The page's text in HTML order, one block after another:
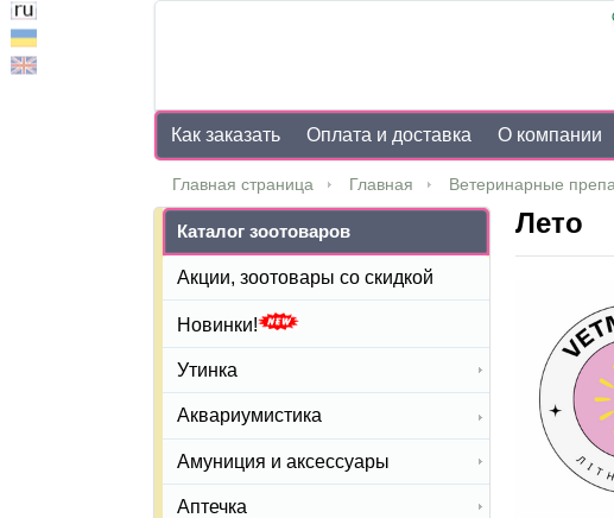
Как заказать Оплата и доставка О компании
Главная страница Главная Ветеринарные
Лето
Каталог зоотоваров
Акции, зоотовары со скидкой
Новинки!
Утинка
Аквариумистика
Амуниция и аксессуары
Аптечка